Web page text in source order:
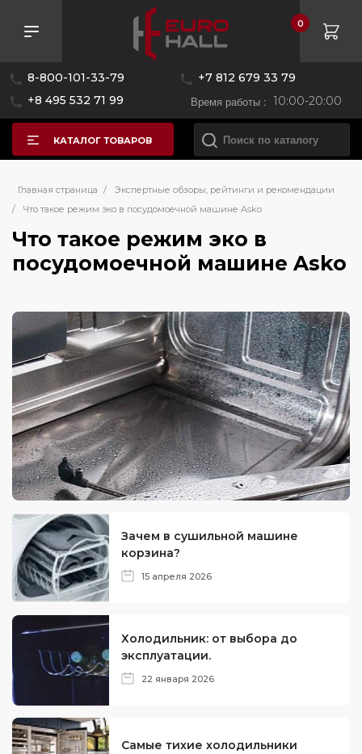
8-800-101-33-79
+7 812 679 33 79
+8 495 532 71 99
Время работы : 10:00-20:00
0
КАТАЛОГ ТОВАРОВ
Главная страница /
Экспертные обзоры, рейтинги и рекомендации
/
Что такое режим эко в посудомоечной машине Asko
Что такое режим эко в
посудомоечной машине Asko
Зачем в сушильной машине
корзина?
15 апреля 2026
Холодильник: от выбора до
эксплуатации.
22 января 2026
Самые тихие холодильники